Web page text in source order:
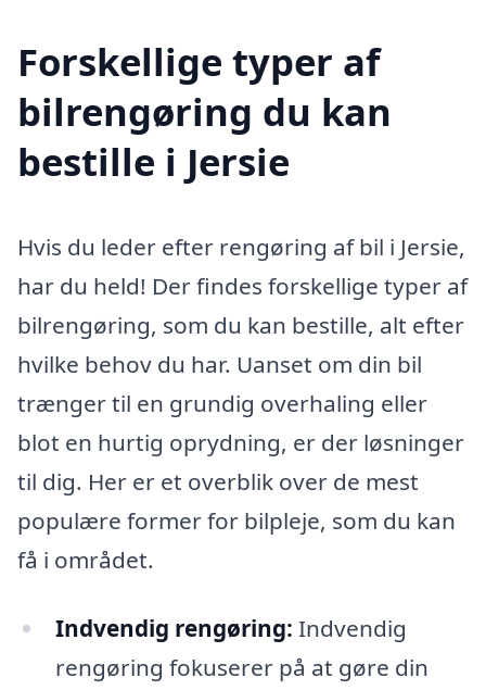
Forskellige typer af
bilrengøring du kan
bestille i Jersie
Hvis du leder efter rengøring af bil i Jersie,
har du held! Der findes forskellige typer af
bilrengøring, som du kan bestille, alt efter
hvilke behov du har. Uanset om din bil
trænger til en grundig overhaling eller
blot en hurtig oprydning, er der løsninger
til dig. Her er et overblik over de mest
populære former for bilpleje, som du kan
få i området.
Indvendig rengøring: Indvendig
rengøring fokuserer på at gøre din